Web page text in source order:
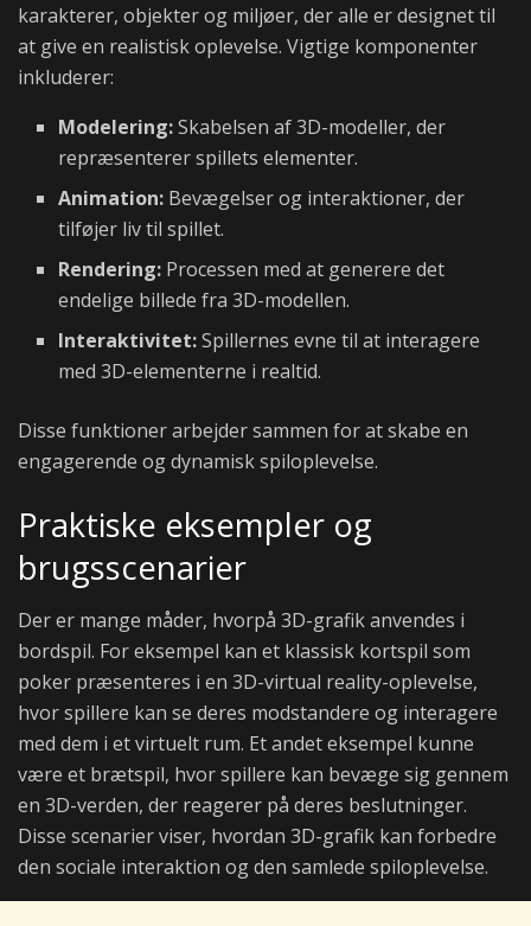
karakterer, objekter og miljøer, der alle er designet til
at give en realistisk oplevelse. Vigtige komponenter
inkluderer:
Modelering:Skabelsen af 3D-modeller, der
repræsenterer spillets elementer.
Animation: Bevægelser og interaktioner, der
tilføjer liv til spillet.
Rendering: Processen med at generere det
endelige billede fra 3D-modellen.
Interaktivitet:Spillernes evne til at interagere
med 3D-elementerne i realtid.
Disse funktioner arbejder sammen for at skabe en
engagerende og dynamisk spiloplevelse.
Praktiske eksempler og
brugsscenarier
Der er mange måder, hvorpå 3D-grafik anvendes i
bordspil. For eksempel kan et klassisk kortspil som
poker præsenteres i en 3D-virtual reality-oplevelse,
hvor spillere kan se deres modstandere og interagere
med dem i et virtuelt rum. Et andet eksempel kunne
være et brætspil, hvor spillere kan bevæge sig gennem
en 3D-verden, der reagerer på deres beslutninger.
Disse scenarier viser, hvordan 3D-grafik kan forbedre
den sociale interaktion og den samlede spiloplevelse.